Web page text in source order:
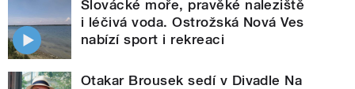
Slovácké moře, pravěké naleziště
i léčivá voda. Ostrožská Nová Ves
nabízí sport i rekreaci
Otakar Brousek sedí v Divadle Na